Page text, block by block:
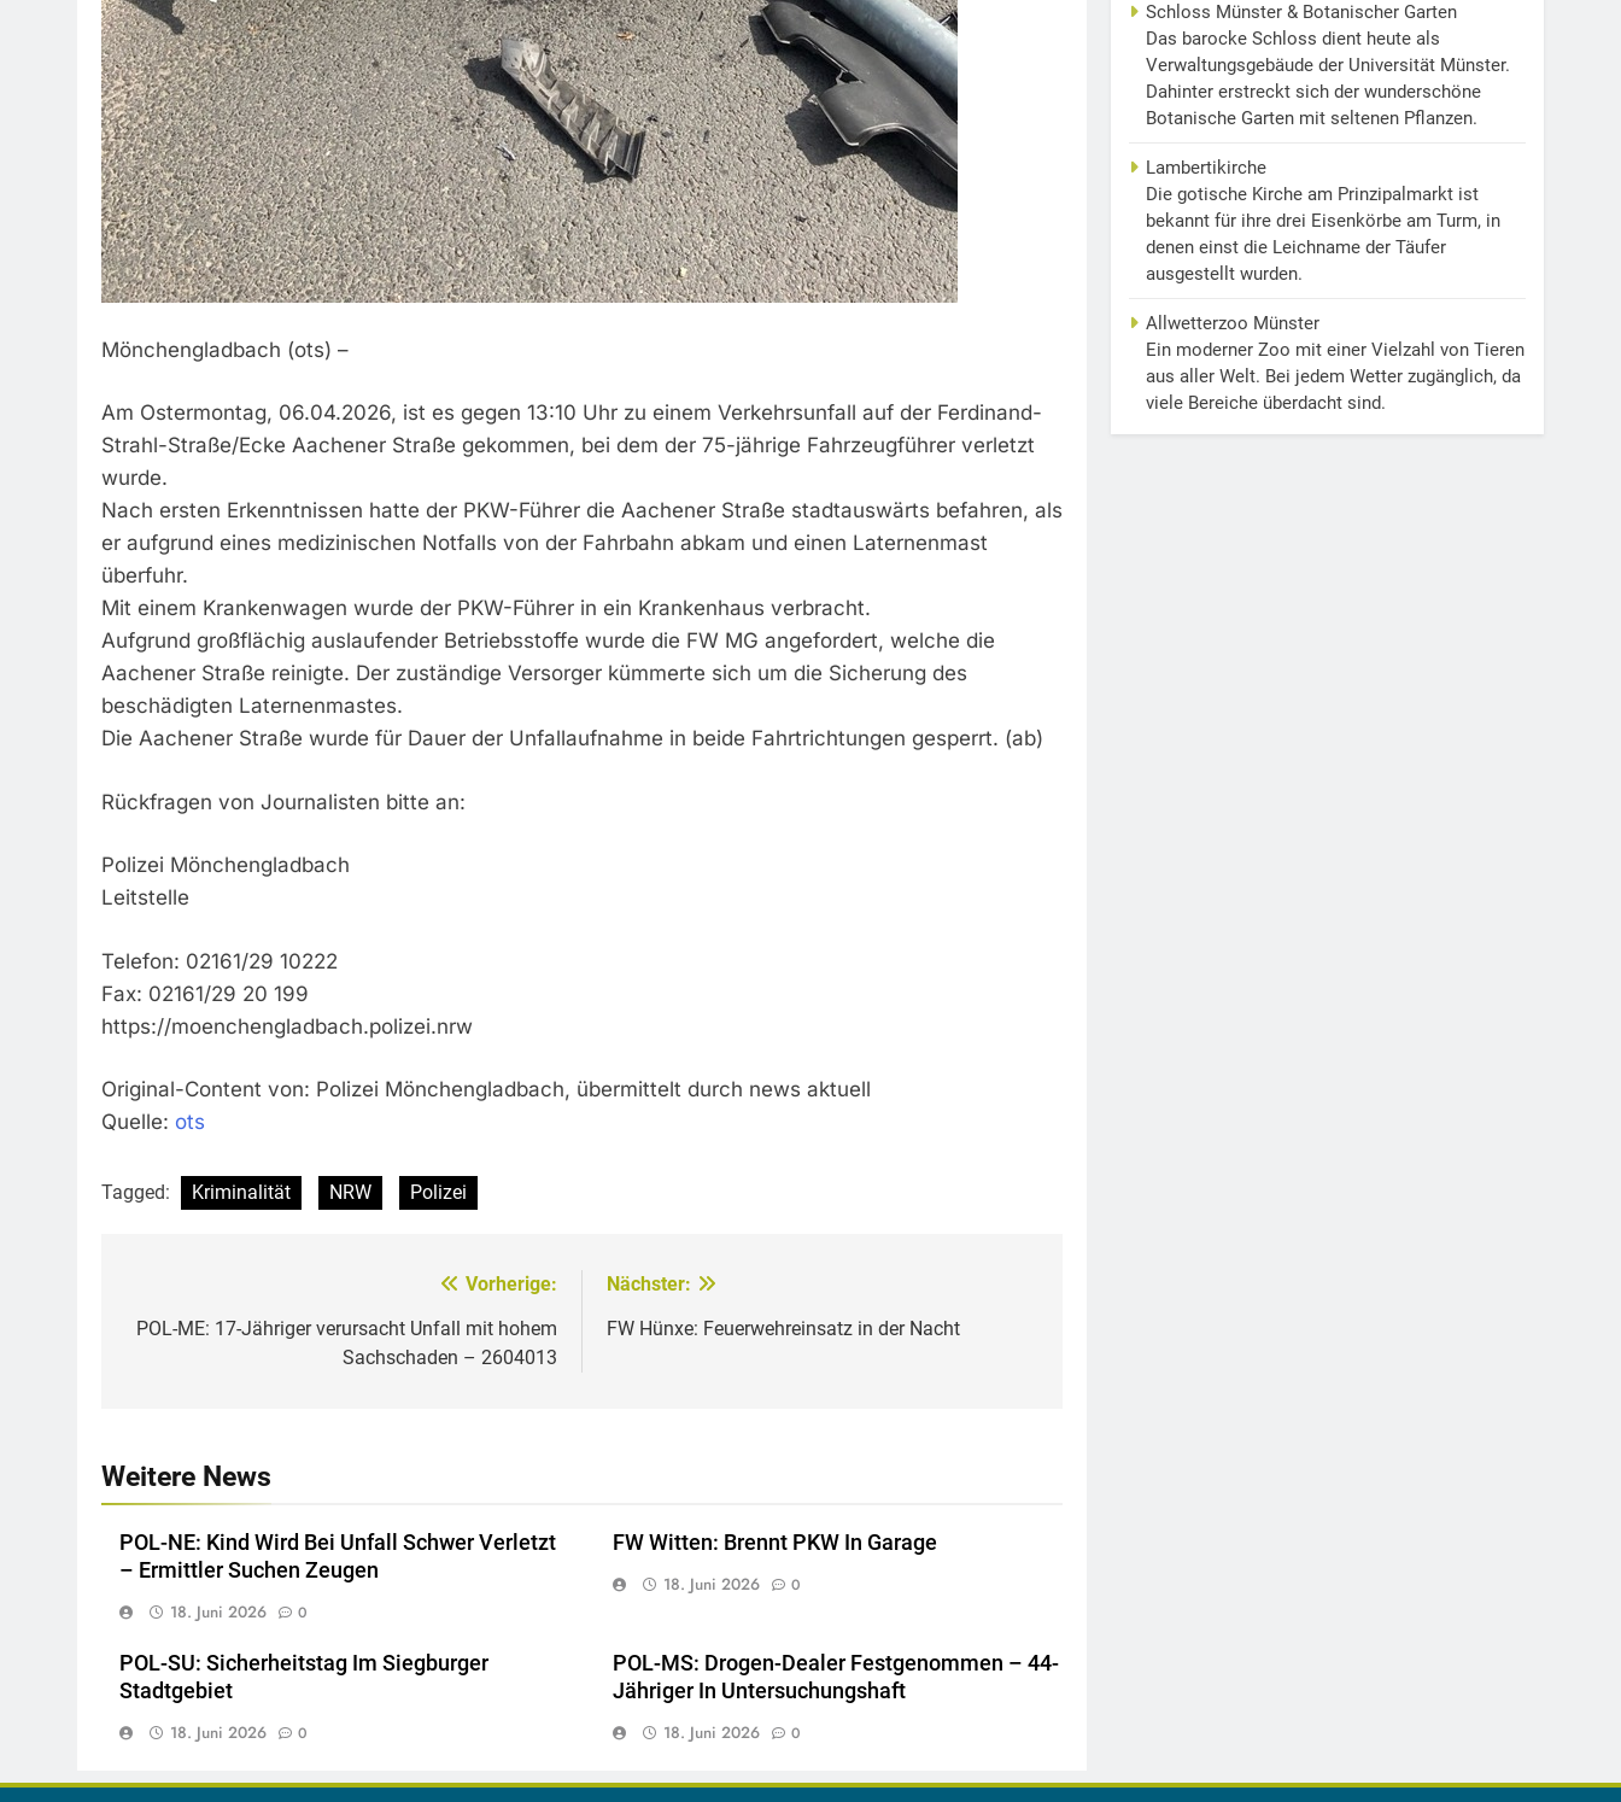
Mönchengladbach (ots) –
Am Ostermontag, 06.04.2026, ist es gegen 13:10 Uhr zu einem Verkehrsunfall auf der Ferdinand-
Strahl-Straße/Ecke Aachener Straße gekommen, bei dem der 75-jährige Fahrzeugführer verletzt
wurde.
Nach ersten Erkenntnissen hatte der PKW-Führer die Aachener Straße stadtauswärts befahren, als
er aufgrund eines medizinischen Notfalls von der Fahrbahn abkam und einen Laternenmast
überfuhr.
Mit einem Krankenwagen wurde der PKW-Führer in ein Krankenhaus verbracht.
Aufgrund großflächig auslaufender Betriebsstoffe wurde die FW MG angefordert, welche die
Aachener Straße reinigte. Der zuständige Versorger kümmerte sich um die Sicherung des
beschädigten Laternenmastes.
Die Aachener Straße wurde für Dauer der Unfallaufnahme in beide Fahrtrichtungen gesperrt. (ab)
Rückfragen von Journalisten bitte an:
Polizei Mönchengladbach
Leitstelle
Telefon: 02161/29 10222
Fax: 02161/29 20 199
https://moenchengladbach.polizei.nrw
Original-Content von: Polizei Mönchengladbach, übermittelt durch news aktuell
Quelle: ots
Tagged: Kriminalität NRW Polizei
Vorherige:
POL-ME: 17-Jähriger verursacht Unfall mit hohem
Sachschaden – 2604013
Nächster:
FW Hünxe: Feuerwehreinsatz in der Nacht
Weitere News
POL-NE: Kind Wird Bei Unfall Schwer Verletzt
– Ermittler Suchen Zeugen
18. Juni 2026 0
FW Witten: Brennt PKW In Garage
18. Juni 2026 0
POL-SU: Sicherheitstag Im Siegburger
Stadtgebiet
18. Juni 2026 0
POL-MS: Drogen-Dealer Festgenommen – 44-
Jähriger In Untersuchungshaft
18. Juni 2026 0
Schloss Münster & Botanischer Garten
Das barocke Schloss dient heute als
Verwaltungsgebäude der Universität Münster.
Dahinter erstreckt sich der wunderschöne
Botanische Garten mit seltenen Pflanzen.
Lambertikirche
Die gotische Kirche am Prinzipalmarkt ist
bekannt für ihre drei Eisenkörbe am Turm, in
denen einst die Leichname der Täufer
ausgestellt wurden.
Allwetterzoo Münster
Ein moderner Zoo mit einer Vielzahl von Tieren
aus aller Welt. Bei jedem Wetter zugänglich, da
viele Bereiche überdacht sind.